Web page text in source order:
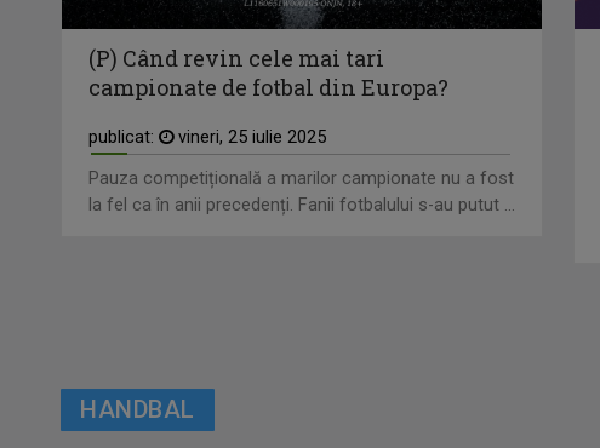
(P) Când revin cele mai tari
campionate de fotbal din Europa?
publicat:
vineri, 25 iulie 2025
Pauza competițională a marilor campionate nu a fost
la fel ca în anii precedenți. Fanii fotbalului s-au putut ...
HANDBAL